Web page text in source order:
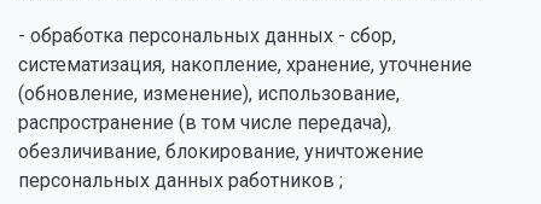
- обработка персональных данных - сбор,
систематизация, накопление, хранение, уточнение
(обновление, изменение), использование,
распространение (в том числе передача),
обезличивание, блокирование, уничтожение
персональных данных работников ;